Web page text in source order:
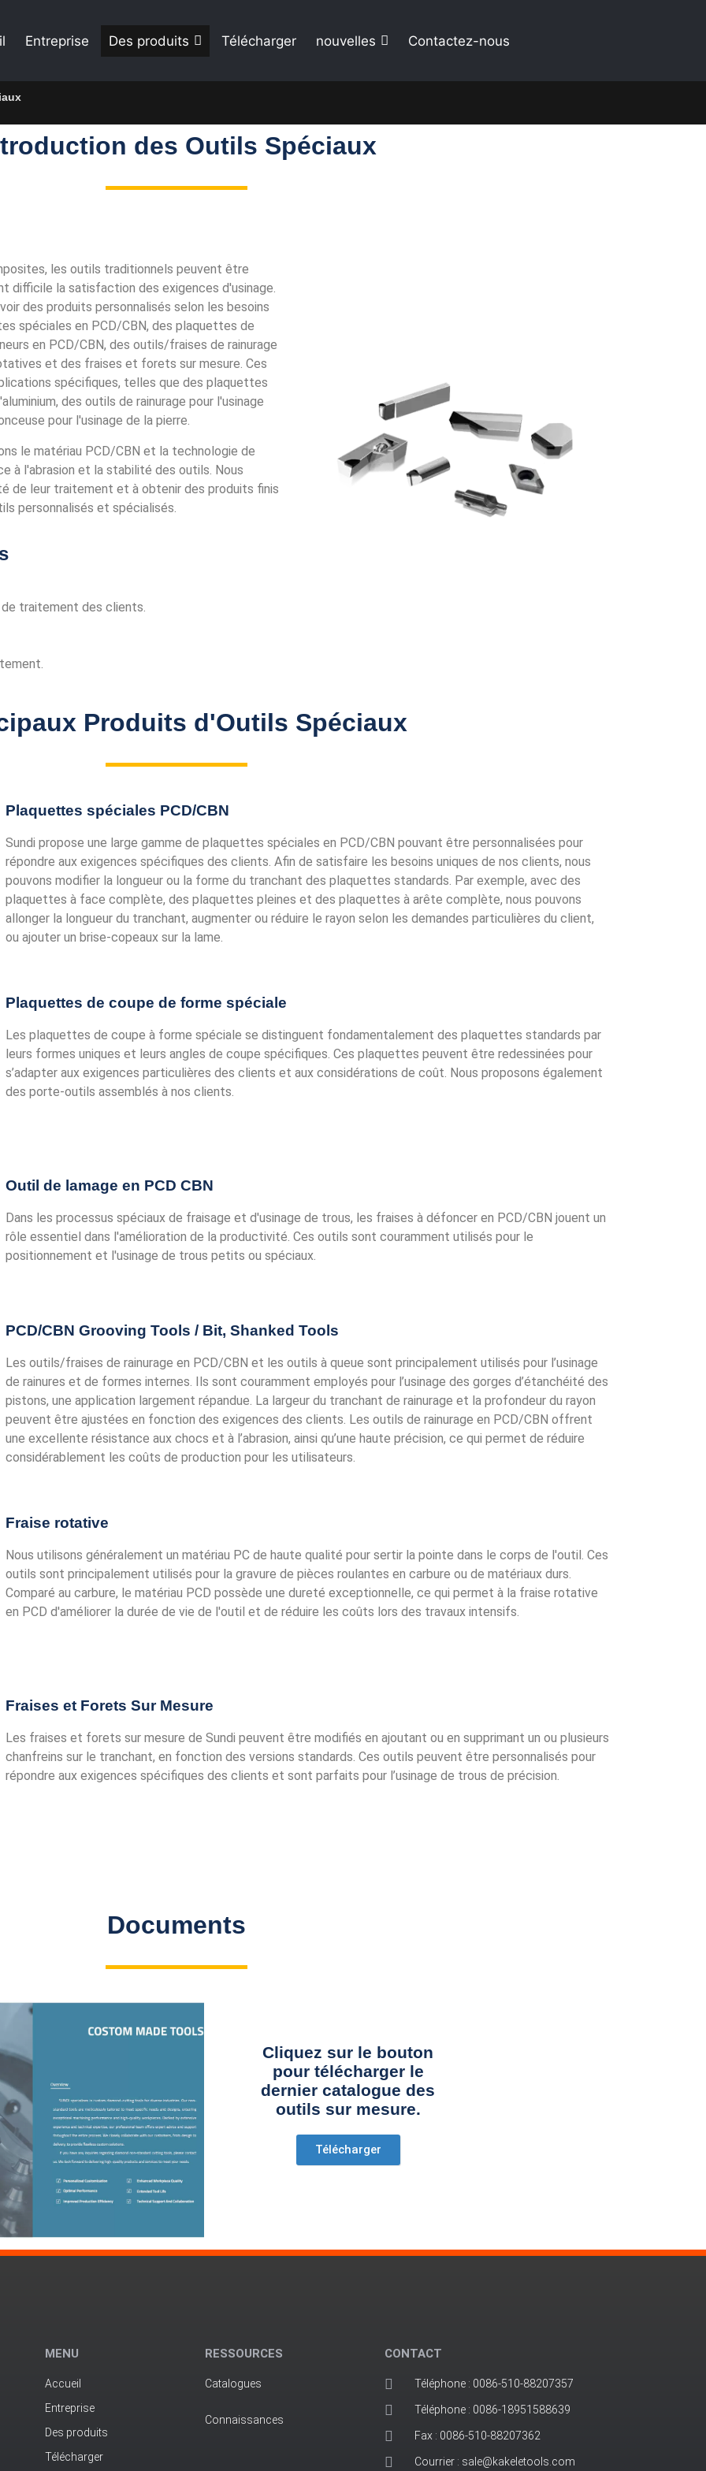
Entreprise Des produits Télécharger nouvelles Contactez-nous
des Outils Spéciaux
les outils traditionnels peuvent être
difficile la satisfaction des exigences d'usinage.
des produits personnalisés selon les besoins
spéciales en PCD/CBN, des plaquettes de
en PCD/CBN, des outils/fraises de rainurage
et des fraises et forets sur mesure. Ces
spécifiques, telles que des plaquettes
des outils de rainurage pour l'usinage
pour l'usinage de la pierre.
le matériau PCD/CBN et la technologie de
à l'abrasion et la stabilité des outils. Nous
de leur traitement et à obtenir des produits finis
personnalisés et spécialisés.
traitement des clients.
Produits d'Outils Spéciaux
Plaquettes spéciales PCD/CBN
Sundi propose une large gamme de plaquettes spéciales en PCD/CBN pouvant être personnalisées pour
répondre aux exigences spécifiques des clients. Afin de satisfaire les besoins uniques de nos clients, nous
pouvons modifier la longueur ou la forme du tranchant des plaquettes standards. Par exemple, avec des
plaquettes à face complète, des plaquettes pleines et des plaquettes à arête complète, nous pouvons
allonger la longueur du tranchant, augmenter ou réduire le rayon selon les demandes particulières du client,
ou ajouter un brise-copeaux sur la lame.
Plaquettes de coupe de forme spéciale
Les plaquettes de coupe à forme spéciale se distinguent fondamentalement des plaquettes standards par
leurs formes uniques et leurs angles de coupe spécifiques. Ces plaquettes peuvent être redessinées pour
s’adapter aux exigences particulières des clients et aux considérations de coût. Nous proposons également
des porte-outils assemblés à nos clients.
Outil de lamage en PCD CBN
Dans les processus spéciaux de fraisage et d'usinage de trous, les fraises à défoncer en PCD/CBN jouent un
rôle essentiel dans l'amélioration de la productivité. Ces outils sont couramment utilisés pour le
positionnement et l'usinage de trous petits ou spéciaux.
PCD/CBN Grooving Tools / Bit​, Shanked Tools
Les outils/fraises de rainurage en PCD/CBN et les outils à queue sont principalement utilisés pour l’usinage
de rainures et de formes internes. Ils sont couramment employés pour l’usinage des gorges d’étanchéité des
pistons, une application largement répandue. La largeur du tranchant de rainurage et la profondeur du rayon
peuvent être ajustées en fonction des exigences des clients. Les outils de rainurage en PCD/CBN offrent
une excellente résistance aux chocs et à l’abrasion, ainsi qu’une haute précision, ce qui permet de réduire
considérablement les coûts de production pour les utilisateurs.
Fraise rotative
Nous utilisons généralement un matériau PC de haute qualité pour sertir la pointe dans le corps de l'outil. Ces
outils sont principalement utilisés pour la gravure de pièces roulantes en carbure ou de matériaux durs.
Comparé au carbure, le matériau PCD possède une dureté exceptionnelle, ce qui permet à la fraise rotative
en PCD d'améliorer la durée de vie de l'outil et de réduire les coûts lors des travaux intensifs.
Fraises et Forets Sur Mesure
Les fraises et forets sur mesure de Sundi peuvent être modifiés en ajoutant ou en supprimant un ou plusieurs
chanfreins sur le tranchant, en fonction des versions standards. Ces outils peuvent être personnalisés pour
répondre aux exigences spécifiques des clients et sont parfaits pour l’usinage de trous de précision.
Documents
Cliquez sur le bouton
pour télécharger le
dernier catalogue des
outils sur mesure.
Télécharger
MENU
Accueil
Entreprise
Des produits
Télécharger
RESSOURCES
Catalogues
Connaissances
CONTACT
Téléphone : 0086-510-88207357
Téléphone : 0086-18951588639
Fax : 0086-510-88207362
Courrier : sale@kakeletools.com